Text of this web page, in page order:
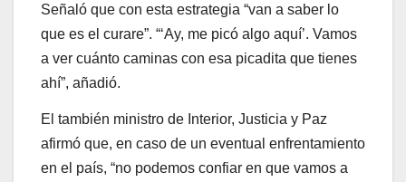
Señaló que con esta estrategia “van a saber lo
que es el curare”. “‘Ay, me picó algo aquí’. Vamos
a ver cuánto caminas con esa picadita que tienes
ahí”, añadió.
El también ministro de Interior, Justicia y Paz
afirmó que, en caso de un eventual enfrentamiento
en el país, “no podemos confiar en que vamos a